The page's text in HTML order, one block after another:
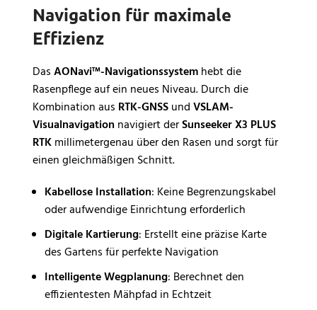
Navigation für maximale
Effizienz
DasAONavi™-Navigationssystemhebt die
Rasenpflege auf ein neues Niveau. Durch die
Kombination aus RTK-GNSSundVSLAM-
Visualnavigation navigiert derSunseeker X3 PLUS
RTKmillimetergenau über den Rasen und sorgt für
einen gleichmäßigen Schnitt.
Kabellose Installation: Keine Begrenzungskabel
oder aufwendige Einrichtung erforderlich
Digitale Kartierung: Erstellt eine präzise Karte
des Gartens für perfekte Navigation
Intelligente Wegplanung: Berechnet den
effizientesten Mähpfad in Echtzeit